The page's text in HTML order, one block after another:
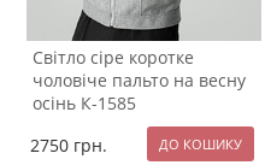
Світло сіре коротке
чоловіче пальто на весну
осінь К-1585
2750 грн.